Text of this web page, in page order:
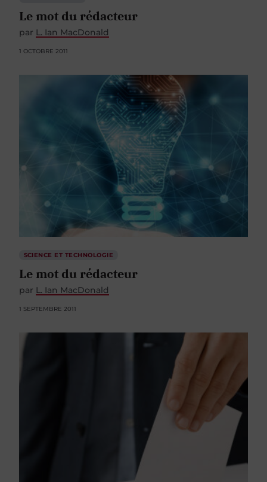
Le mot du rédacteur
par L. Ian MacDonald
1 OCTOBRE 2011
SCIENCE ET TECHNOLOGIE
Le mot du rédacteur
par L. Ian MacDonald
1 SEPTEMBRE 2011